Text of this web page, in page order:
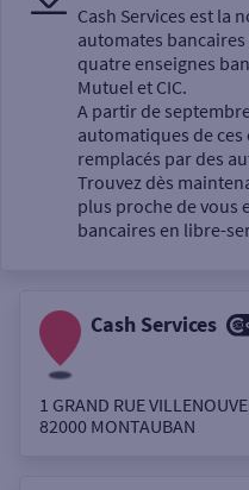
Sélectionnez votre
Un service
Cash Services est la
automates
quatre enseignes
Mutuel et CIC.
A partir de
automatiques de ces
remplacés par des
Trouvez dès
plus proche de vous
bancaires en libre-
Cash Services
1 GRAND RUE
82000 MONTAUBAN